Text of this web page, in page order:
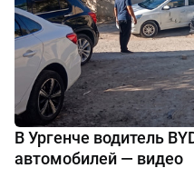
В Ургенче водитель
автомобилей — видео